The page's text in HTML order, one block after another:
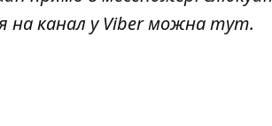
на канал у Viber можнатут.